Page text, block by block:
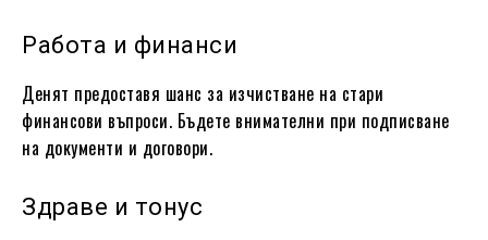
Работа и финанси
Денят предоставя шанс за изчистване на стари
финансови въпроси. Бъдете внимателни при подписване
на документи и договори.
Здраве и тонус